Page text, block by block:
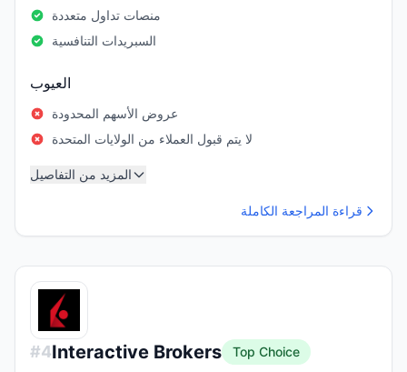
منصات تداول متعددة
السبريدات التنافسية
العيوب
عروض الأسهم المحدودة
لا يتم قبول العملاء من الولايات المتحدة
المزيد من التفاصيل
قراءة المراجعة الكاملة
#4Interactive Brokers
Top Choice